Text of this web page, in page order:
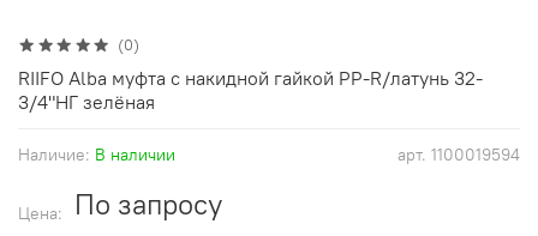
(0)
арт. 1100019594
Наличие: В наличии
Цена: По запросу
RIIFO Alba муфта с накидной гайкой PP-R/латунь 32-
3/4"НГ зелёная